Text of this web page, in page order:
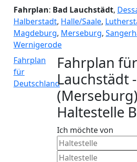
Fahrplan: Bad Lauchstädt,
Halberstadt, Halle/Saale,
Magdeburg, Merseburg,
Wernigerode
Fahrplan
für
Deutschland
Fahrplan
Lauchstädt
Haltestelle
Ich möchte von